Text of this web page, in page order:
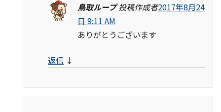
鳥取ループ 投稿作成者2017年8月24
日 9:11 AM
ありがとうございます
返信 ↓